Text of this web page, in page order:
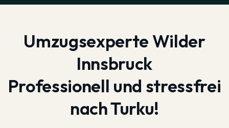
Umzugsexperte Wilder
Innsbruck
Professionell und stressfrei
nach Turku!